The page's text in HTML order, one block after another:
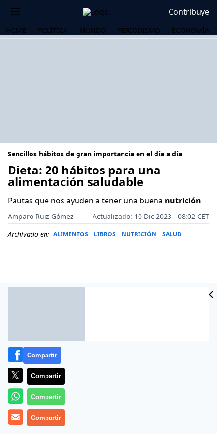
Contribuye
HOME POLÍTICA MUNDO PERIODISMO ECONOMÍA
Sencillos hábitos de gran importancia en el día a día
Dieta: 20 hábitos para una
alimentación saludable
Pautas que nos ayuden a tener una buena nutrición
Amparo Ruiz Gómez
Actualizado: 10 Dic 2023 - 08:02 CET
Archivado en: ALIMENTOS LIBROS NUTRICIÓN SALUD
Más información
Compartir
Compartir
Compartir
Compartir